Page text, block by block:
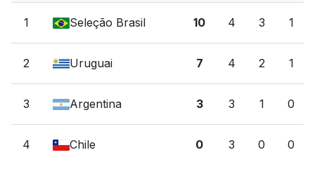
1 Seleção Brasil 10 4 3 1
2 Uruguai 7 4 2 1
3 Argentina 3 3 1 0
4 Chile 0 3 0 0